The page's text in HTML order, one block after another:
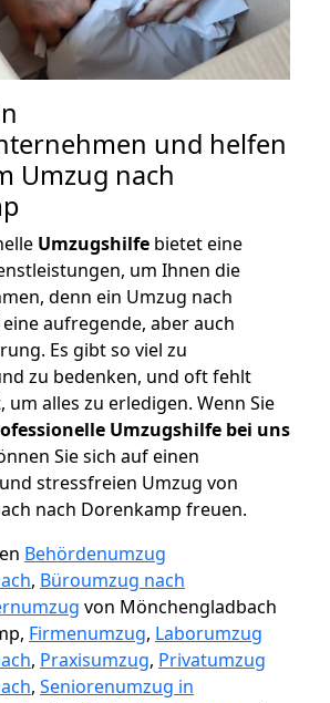
und helfen
Umzug nach
Umzugshilfe bietet eine
um Ihnen die
denn ein Umzug nach
aufregende, aber auch
Es gibt so viel zu
zu bedenken, und oft fehlt
um alles zu erledigen. Wenn Sie
Umzugshilfe bei uns
Sie sich auf einen
stressfreien Umzug von
nach Dorenkamp freuen.
Behördenumzug
, Büroumzug nach
von Mönchengladbach
Firmenumzug, Laborumzug
, Praxisumzug, Privatumzug
, Seniorenumzug in